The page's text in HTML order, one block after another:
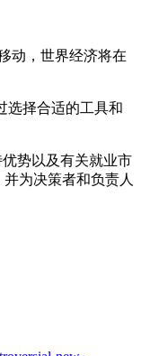
动，世界经济将在
选择合适的工具和
势以及有关就业市
为决策者和负责人